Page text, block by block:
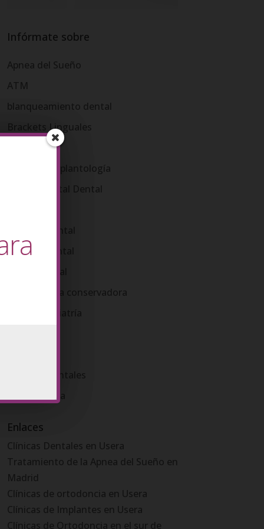
Infórmate sobre
Apnea del Sueño
ATM
blanqueamiento dental
Brackets Linguales
Bruxismo
Cirugía e Implantología
Diseño Digital Dental
Higiene Dental
Odontología conservadora
Odontopediatría
Prótesis Dentales
Enlaces
Clínicas Dentales en Usera
Tratamiento de la Apnea del Sueño en
Madrid
Clínicas de ortodoncia en Usera
Clínicas de Implantes en Usera
Clínicas de Ortodoncia en el sur de